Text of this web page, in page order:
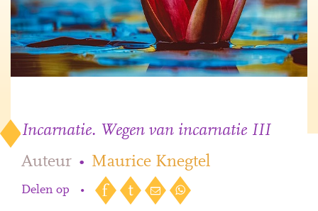
Incarnatie. Wegen van incarnatie III
Auteur • Maurice Knegtel
Delen op •